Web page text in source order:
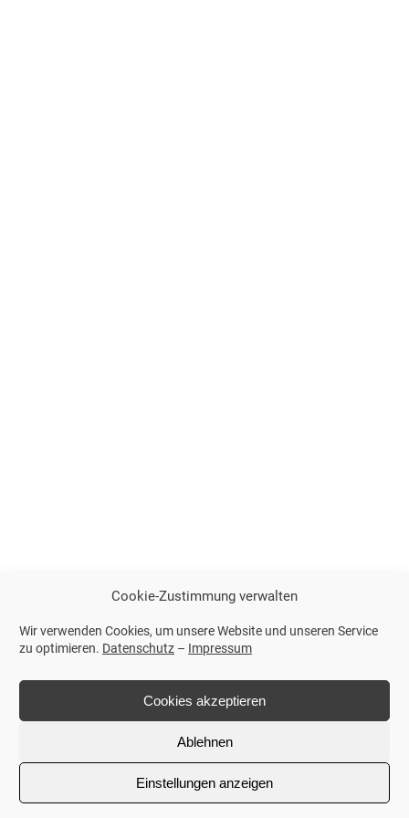
Cookie-Zustimmung verwalten
Wir verwenden Cookies, um unsere Website und unseren Service
zu optimieren. Datenschutz – Impressum
Cookies akzeptieren
Ablehnen
Einstellungen anzeigen